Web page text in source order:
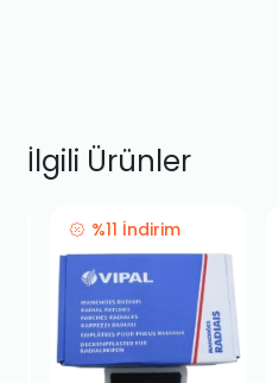
İlgili Ürünler
%11 İndirim